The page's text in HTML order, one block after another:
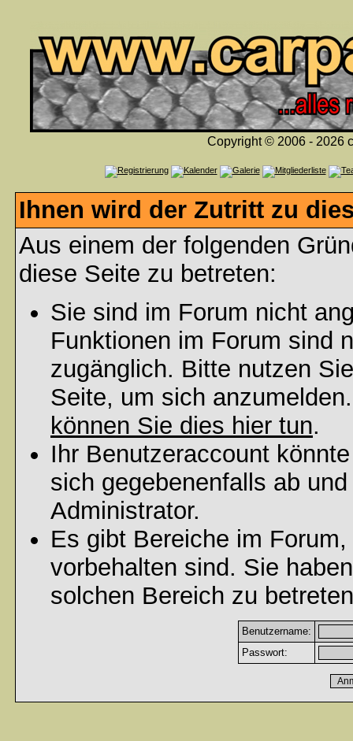
Copyright © 2006 - 2026
Ihnen wird der Zutritt zu
Aus einem der folgenden
diese Seite zu betreten:
Sie sind im Forum nicht
Funktionen im Forum sind
zugänglich. Bitte nutzen
Seite, um sich
können Sie dies hier tun.
Ihr Benutzeraccount
sich gegebenenfalls ab
Administrator.
Es gibt Bereiche im
vorbehalten sind. Sie
solchen Bereich zu
Benutzername:
Passwort: